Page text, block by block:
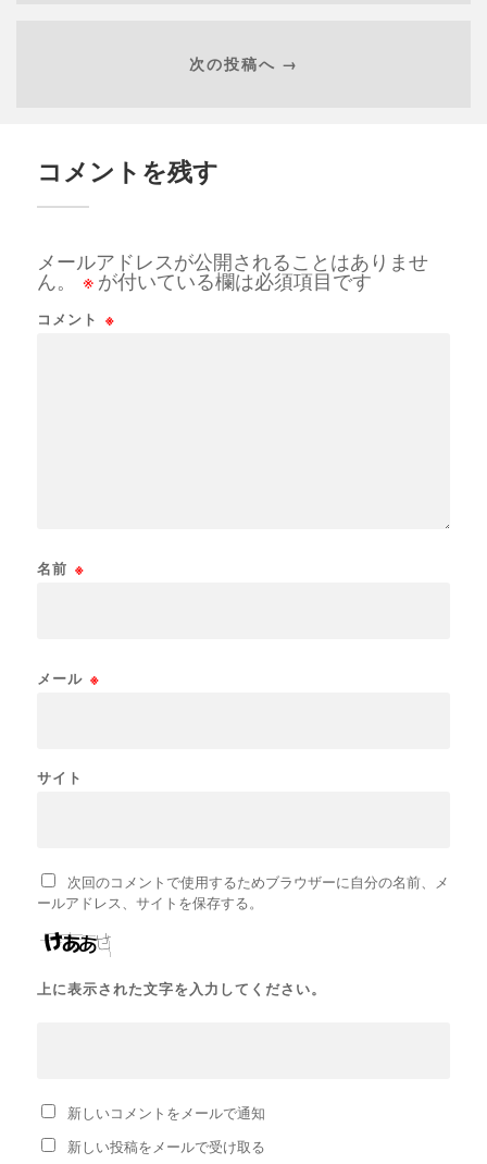
次の投稿へ →
コメントを残す
メールアドレスが公開されることはありませ
ん。
※ が付いている欄は必須項目です
コメント ※
名前 ※
メール ※
サイト
次回のコメントで使用するためブラウザーに自分の名前、メ
ールアドレス、サイトを保存する。
上に表示された文字を入力してください。
新しいコメントをメールで通知
新しい投稿をメールで受け取る